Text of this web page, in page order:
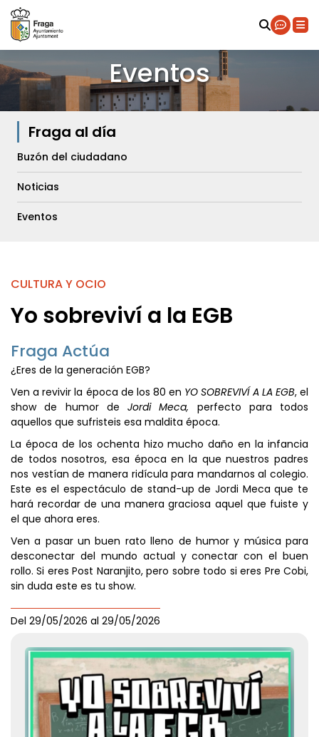
Eventos
Fraga al día
Buzón del ciudadano
Noticias
Eventos
CULTURA Y OCIO
Yo sobreviví a la EGB
Del 29/05/2026 al 29/05/2026
Fraga Actúa
¿Eres de la generación EGB?
Ven a revivir la época de los 80 en YO SOBREVIVÍ A LA EGB, el
show de humor de Jordi Meca, perfecto para todos
aquellos que sufristeis esa maldita época.
La época de los ochenta hizo mucho daño en la infancia
de todos nosotros, esa época en la que nuestros padres
nos vestían de manera ridícula para mandarnos al colegio.
Este es el espectáculo de stand-up de Jordi Meca que te
hará recordar de una manera graciosa aquel que fuiste y
el que ahora eres.
Ven a pasar un buen rato lleno de humor y música para
desconectar del mundo actual y conectar con el buen
rollo. Si eres Post Naranjito, pero sobre todo si eres Pre Cobi,
sin duda este es tu show.